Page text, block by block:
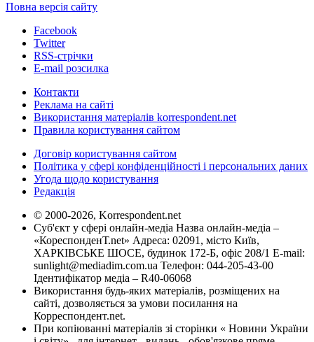
Повна версія сайту
Facebook
Twitter
RSS-стрічки
E-mail розсилка
Контакти
Реклама на сайті
Використання матеріалів korrespondent.net
Правила користування сайтом
Договір користування сайтом
Політика у сфері конфіденційності і персональних даних
Угода щодо користування
Редакція
© 2000-2026, Korrespondent.net
Суб'єкт у сфері онлайн-медіа Назва онлайн-медіа –
«КореспонденТ.net» Адреса: 02091, місто Київ,
ХАРКІВСЬКЕ ШОСЕ, будинок 172-Б, офіс 208/1 E-mail:
sunlight@mediadim.com.ua Телефон: 044-205-43-00
Ідентифікатор медіа – R40-06068
Використання будь-яких матеріалів, розміщених на
сайті, дозволяється за умови посилання на
Корреспондент.net.
При копіюванні матеріалів зі сторінки « Новини України